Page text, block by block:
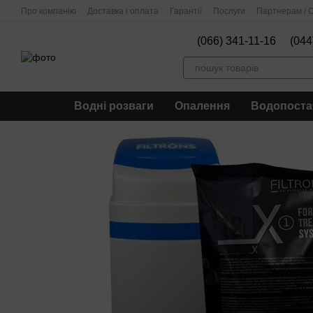
Перейти до основного контенту
Про компанію Доставка і оплата Гарантії Послуги Партнерам /
(066) 341-11-16
Водні розваги Опалення